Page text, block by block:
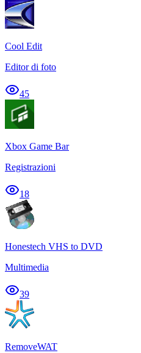
Cool Edit
Editor di foto
45
Xbox Game Bar
Registrazioni
18
Honestech VHS to DVD
Multimedia
39
RemoveWAT